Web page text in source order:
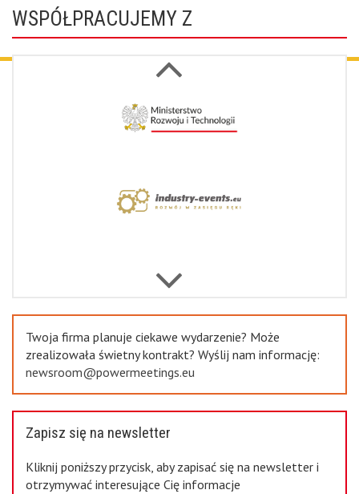
WSPÓŁPRACUJEMY Z
Twoja firma planuje ciekawe wydarzenie? Może
zrealizowała świetny kontrakt? Wyślij nam informację:
newsroom@powermeetings.eu
Zapisz się na newsletter
Kliknij poniższy przycisk, aby zapisać się na newsletter i
otrzymywać interesujące Cię informacje